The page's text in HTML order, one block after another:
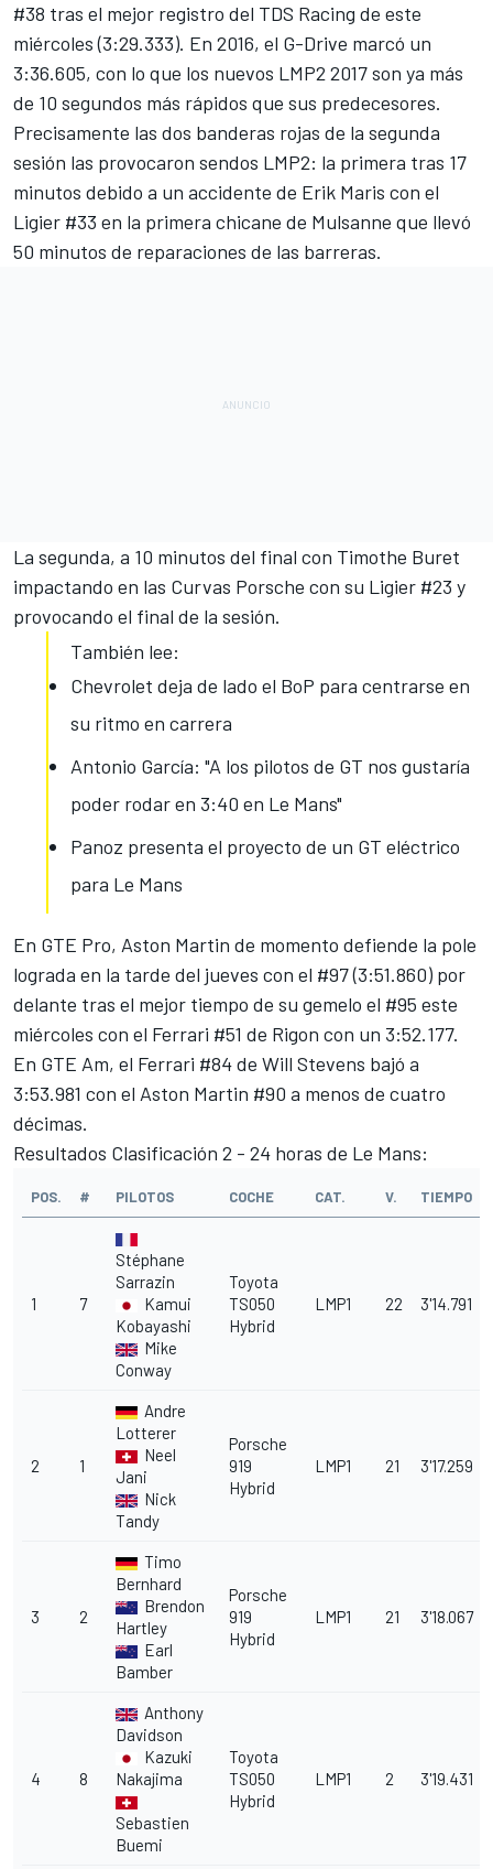
#38 tras el mejor registro del TDS Racing de este
miércoles (3:29.333). En 2016, el G-Drive marcó un
3:36.605, con lo que los nuevos LMP2 2017 son ya más
de 10 segundos más rápidos que sus predecesores.
Precisamente las dos banderas rojas de la segunda
sesión las provocaron sendos LMP2: la primera tras 17
minutos debido a un accidente de Erik Maris con el
Ligier #33 en la primera chicane de Mulsanne que llevó
50 minutos de reparaciones de las barreras.
La segunda, a 10 minutos del final con Timothe Buret
impactando en las Curvas Porsche con su Ligier #23 y
provocando el final de la sesión.
También lee:
Chevrolet deja de lado el BoP para centrarse en
su ritmo en carrera
Antonio García: "A los pilotos de GT nos gustaría
poder rodar en 3:40 en Le Mans"
Panoz presenta el proyecto de un GT eléctrico
para Le Mans
En GTE Pro, Aston Martin de momento defiende la pole
lograda en la tarde del jueves con el #97 (3:51.860) por
delante tras el mejor tiempo de su gemelo el #95 este
miércoles con el Ferrari #51 de Rigon con un 3:52.177.
En GTE Am, el Ferrari #84 de Will Stevens bajó a
3:53.981 con el Aston Martin #90 a menos de cuatro
décimas.
Resultados Clasificación 2 - 24 horas de Le Mans:
POS. # PILOTOS COCHE CAT. V. TIEMPO
1 7
Stéphane
Sarrazin
Kamui
Kobayashi
Mike
Conway
Toyota
TS050
Hybrid
LMP1 22 3'14.791
2 1
Andre
Lotterer
Neel
Jani
Nick
Tandy
Porsche
919
Hybrid
LMP1 21 3'17.259
3 2
Timo
Bernhard
Brendon
Hartley
Earl
Bamber
Porsche
919
Hybrid
LMP1 21 3'18.067
4 8
Anthony
Davidson
Kazuki
Nakajima
Sebastien
Buemi
Toyota
TS050
Hybrid
LMP1 2 3'19.431